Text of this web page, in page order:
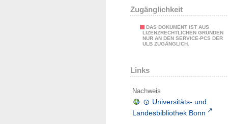
Zugänglichkeit
DAS DOKUMENT IST AUS
LIZENZRECHTLICHEN GRÜNDEN
NUR AN DEN SERVICE-PCS DER
ULB ZUGÄNGLICH.
Links
Nachweis
Universitäts- und
Landesbibliothek Bonn